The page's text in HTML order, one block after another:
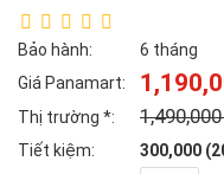
Bảo hành:
6 tháng
Giá Panamart:
Thị trường *:
Tiết kiệm:
300,000